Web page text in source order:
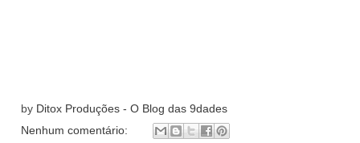
by Ditox Produções - O Blog das 9dades
Nenhum comentário: